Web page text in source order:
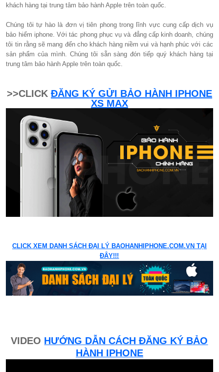
khách hàng tại trung tâm bảo hành Apple trên toàn quốc.
Chúng tôi tự hào là đơn vị tiên phong trong lĩnh vực cung cấp dịch vụ
bảo hiểm iphone. Với tác phong phục vụ và đẳng cấp kinh doanh, chúng
tôi tin rằng sẽ mang đến cho khách hàng niềm vui và hạnh phúc với các
sản phẩm của mình. Chúng tôi sẵn sàng đón tiếp quý khách hàng tại
trung tâm bảo hành Apple trên toàn quốc.
>>CLICK ĐĂNG KÝ GỬI BẢO HÀNH IPHONE
XS MAX
CLICK XEM DANH SÁCH ĐẠI LÝ BAOHANHIPHONE.COM.VN TẠI
ĐÂY!!!
VIDEO HƯỚNG DẪN CÁCH ĐĂNG KÝ BẢO
HÀNH IPHONE